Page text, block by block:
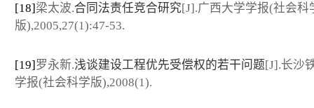
[18]梁太波.合同法责任竞合研究[J].广西大学学报(社会科
版),2005,27(1):47-53.
[19] 罗永新.浅谈建设工程优先受偿权的若干问题[J].长沙
学报(社会科学版),2008(1).